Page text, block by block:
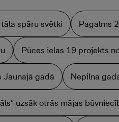
spāru svētki Pagalms
Pūces ielas 19 projekts
Jaunajā gadā Nepilna
uzsāk otrās mājas